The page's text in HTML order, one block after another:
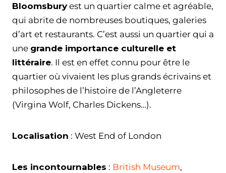
Bloomsburyest un quartier calme et agréable,
qui abrite de nombreuses boutiques, galeries
d’art et restaurants. C’est aussi un quartier qui a
une grande importance culturelle et
littéraire. Il est en effet connu pour être le
quartier où vivaient les plus grands écrivains et
philosophes de l’histoire de l’Angleterre
(Virgina Wolf, Charles Dickens…).
Localisation : West End of London
Les incontournables : British Museum,